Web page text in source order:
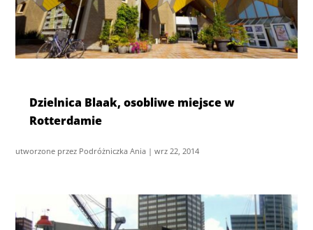
Dzielnica Blaak, osobliwe miejsce w
Rotterdamie
utworzone przez Podróżniczka Ania |wrz 22, 2014